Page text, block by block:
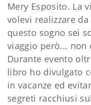
Mery Esposito. La
volevi realizzare
questo sogno sei
viaggio però...
Durante evento
libro ho divulgato
in vacanze ed
segreti racchiusi